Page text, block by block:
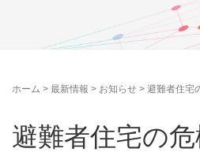
ホーム > 最新情報 > お知らせ > 避難者住宅
避難者住宅の